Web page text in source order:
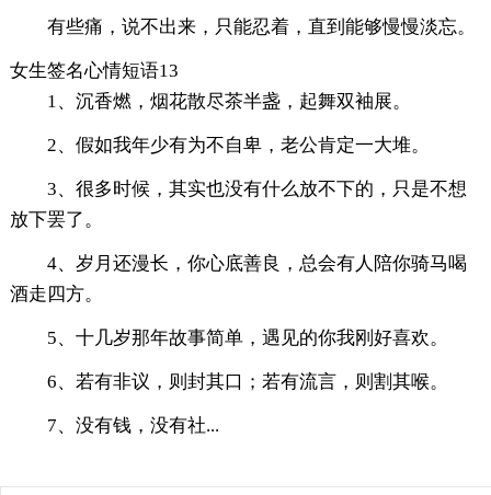
有些痛，说不出来，只能忍着，直到能够慢慢淡忘。
女生签名心情短语13
1、沉香燃，烟花散尽茶半盏，起舞双袖展。
2、假如我年少有为不自卑，老公肯定一大堆。
3、很多时候，其实也没有什么放不下的，只是不想
放下罢了。
4、岁月还漫长，你心底善良，总会有人陪你骑马喝
酒走四方。
5、十几岁那年故事简单，遇见的你我刚好喜欢。
6、若有非议，则封其口；若有流言，则割其喉。
7、没有钱，没有社...